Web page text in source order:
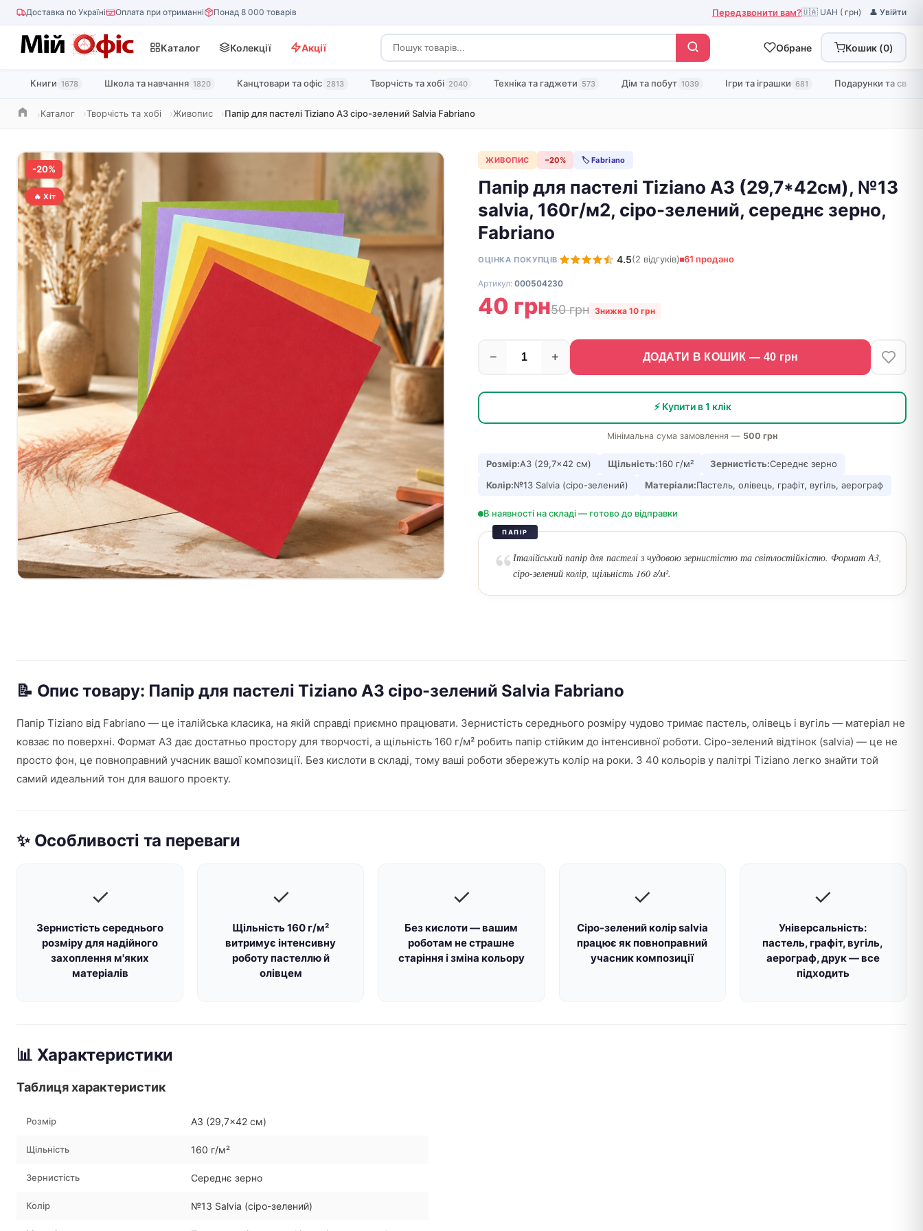
Доставка по Україні Оплата при отриманні Понад 8 000 товарів Передзвонити вам?🇺🇦 UAH ( грн) 👤 Увійти
Каталог Колекції Акції Обране Кошик (0)
Книги 1678 Школа та навчання 1820 Канцтовари та офіс 2813 Творчість та хобі 2040 Техніка та гаджети 573 Дім та побут 1039 Ігри та іграшки 681 Подарунки та свята
ГоловнаКаталог Творчість та хобі Живопис Папір для пастелі Tiziano A3 сіро-зелений Salvia Fabriano
-20%
🔥 Хіт
ЖИВОПИС −20% 🏷 Fabriano
Папір для пастелі Tiziano A3 (29,7*42см), №13
salvia, 160г/м2, сіро-зелений, середнє зерно,
Fabriano
ОЦІНКА ПОКУПЦІВ 4.5(2 відгуків) 61 продано
Артикул: 000504230
40 грн50 грн Знижка 10 грн
− + ДОДАТИ В КОШИК — 40 грн
⚡ Купити в 1 клік
Мінімальна сума замовлення — 500 грн
Розмір:А3 (29,7×42 см) Щільність:160 г/м² Зернистість:Середнє зерно
Колір:№13 Salvia (сіро-зелений) Матеріали:Пастель, олівець, графіт, вугіль, аерограф
В наявності на складі — готово до відправки
ПАПІР
Італійський папір для пастелі з чудовою зернистістю та світлостійкістю. Формат А3,
сіро-зелений колір, щільність 160 г/м².
📝 Опис товару: Папір для пастелі Tiziano A3 сіро-зелений Salvia Fabriano
Папір Tiziano від Fabriano — це італійська класика, на якій справді приємно працювати. Зернистість середнього розміру чудово тримає пастель, олівець і вугіль — матеріал не
ковзає по поверхні. Формат А3 дає достатньо простору для творчості, а щільність 160 г/м² робить папір стійким до інтенсивної роботи. Сіро-зелений відтінок (salvia) — це не
просто фон, це повноправний учасник вашої композиції. Без кислоти в складі, тому ваші роботи збережуть колір на роки. З 40 кольорів у палітрі Tiziano легко знайти той
самий идеальний тон для вашого проекту.
✨ Особливості та переваги
✓
Зернистість середнього
розміру для надійного
захоплення м'яких
матеріалів
✓
Щільність 160 г/м²
витримує інтенсивну
роботу пастеллю й
олівцем
✓
Без кислоти — вашим
роботам не страшне
старіння і зміна кольору
✓
Сіро-зелений колір salvia
працює як повноправний
учасник композиції
✓
Універсальність:
пастель, графіт, вугіль,
аерограф, друк — все
підходить
📊 Характеристики
Таблиця характеристик
Розмір А3 (29,7×42 см)
Щільність 160 г/м²
Зернистість Середнє зерно
Колір №13 Salvia (сіро-зелений)